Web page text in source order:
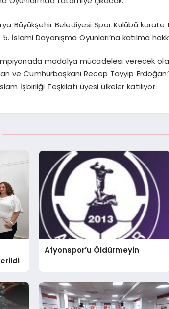
Büyükşehir Belediyesi Spor Kulübü karate
İslami Dayanışma Oyunları’na katılma
madalya mücadelesi verecek
ve Cumhurbaşkanı Recep Tayyip
İşbirliği Teşkilatı üyesi ülkeler katılıyor.
Afyonspor’u Öldürmeyin